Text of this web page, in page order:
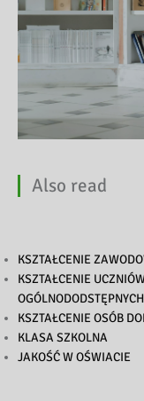
Also read
KSZTAŁCENIE
KSZTAŁCENIE
OGÓLNODODSTĘPNYCH
KSZTAŁCENIE OSÓB
KLASA SZKOLNA
JAKOŚĆ W OŚWIACIE